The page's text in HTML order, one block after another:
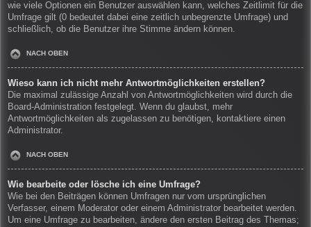
wie viele Optionen ein Benutzer auswählen kann, welches Zeitlimit für die
Umfrage gilt (0 bedeutet dabei eine zeitlich unbegrenzte Umfrage) und
schließlich, ob die Benutzer ihre Stimme ändern können.
NACH OBEN
Wieso kann ich nicht mehr Antwortmöglichkeiten erstellen?
Die maximal zulässige Anzahl von Antwortmöglichkeiten wird durch die
Board-Administration festgelegt. Wenn du glaubst, mehr
Antwortmöglichkeiten als zugelassen zu benötigen, kontaktiere einen
Administrator.
NACH OBEN
Wie bearbeite oder lösche ich eine Umfrage?
Wie bei den Beiträgen können Umfragen nur vom ursprünglichen
Verfasser, einem Moderator oder einem Administrator bearbeitet werden.
Um eine Umfrage zu bearbeiten, ändere den ersten Beitrag des Themas;